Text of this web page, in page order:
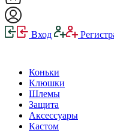
Вход
Коньки
Клюшки
Шлемы
Защита
Аксессуары
Кастом